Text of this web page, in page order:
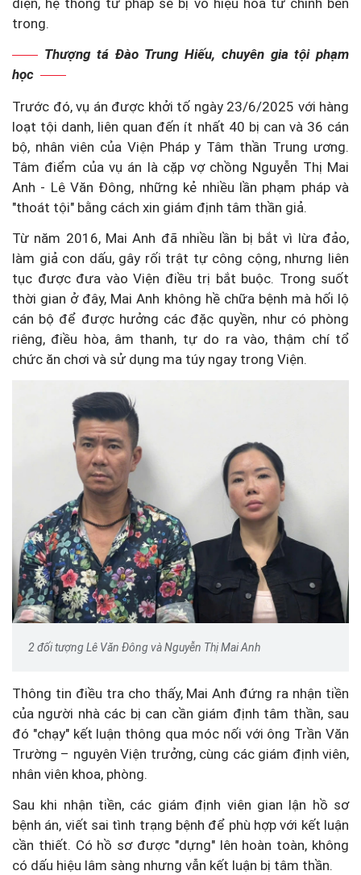
diện, hệ thống tư pháp sẽ bị vô hiệu hóa từ chính bên
trong.
Thượng tá Đào Trung Hiếu, chuyên gia tội phạm
học
Trước đó, vụ án được khởi tố ngày 23/6/2025 với hàng
loạt tội danh, liên quan đến ít nhất 40 bị can và 36 cán
bộ, nhân viên của Viện Pháp y Tâm thần Trung ương.
Tâm điểm của vụ án là cặp vợ chồng Nguyễn Thị Mai
Anh - Lê Văn Đông, những kẻ nhiều lần phạm pháp và
"thoát tội" bằng cách xin giám định tâm thần giả.
Từ năm 2016, Mai Anh đã nhiều lần bị bắt vì lừa đảo,
làm giả con dấu, gây rối trật tự công cộng, nhưng liên
tục được đưa vào Viện điều trị bắt buộc. Trong suốt
thời gian ở đây, Mai Anh không hề chữa bệnh mà hối lộ
cán bộ để được hưởng các đặc quyền, như có phòng
riêng, điều hòa, âm thanh, tự do ra vào, thậm chí tổ
chức ăn chơi và sử dụng ma túy ngay trong Viện.
2 đối tượng Lê Văn Đông và Nguyễn Thị Mai Anh
Thông tin điều tra cho thấy, Mai Anh đứng ra nhận tiền
của người nhà các bị can cần giám định tâm thần, sau
đó "chạy" kết luận thông qua móc nối với ông Trần Văn
Trường – nguyên Viện trưởng, cùng các giám định viên,
nhân viên khoa, phòng.
Sau khi nhận tiền, các giám định viên gian lận hồ sơ
bệnh án, viết sai tình trạng bệnh để phù hợp với kết luận
cần thiết. Có hồ sơ được "dựng" lên hoàn toàn, không
có dấu hiệu lâm sàng nhưng vẫn kết luận bị tâm thần.